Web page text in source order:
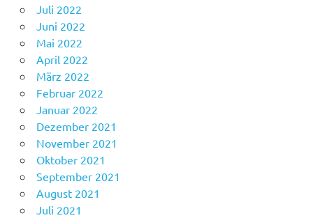
Juli 2022
Juni 2022
Mai 2022
April 2022
März 2022
Februar 2022
Januar 2022
Dezember 2021
November 2021
Oktober 2021
September 2021
August 2021
Juli 2021